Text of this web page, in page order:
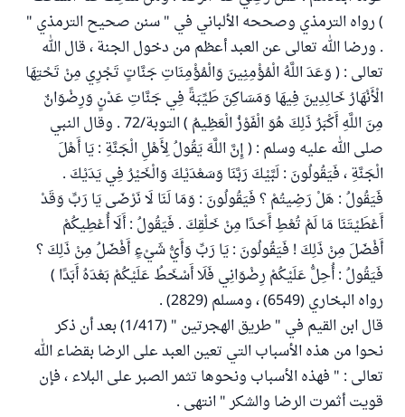
) رواه الترمذي وصححه الألباني في " سنن صحيح الترمذي "
. ورضا الله تعالى عن العبد أعظم من دخول الجنة ، قال الله
تعالى : ( وَعَدَ اللَّهُ الْمُؤْمِنِينَ وَالْمُؤْمِنَاتِ جَنَّاتٍ تَجْرِي مِنْ تَحْتِهَا
الْأَنْهَارُ خَالِدِينَ فِيهَا وَمَسَاكِنَ طَيِّبَةً فِي جَنَّاتِ عَدْنٍ وَرِضْوَانٌ
مِنَ اللَّهِ أَكْبَرُ ذَلِكَ هُوَ الْفَوْزُ الْعَظِيمُ ) التوبة/72 . وقال النبي
صلى الله عليه وسلم : ( إِنَّ اللَّهَ يَقُولُ لِأَهْلِ الْجَنَّةِ : يَا أَهْلَ
الْجَنَّةِ ، فَيَقُولُونَ : لَبَّيْكَ رَبَّنَا وَسَعْدَيْكَ وَالْخَيْرُ فِي يَدَيْكَ .
فَيَقُولُ : هَلْ رَضِيتُمْ ؟ فَيَقُولُونَ : وَمَا لَنَا لَا نَرْضَى يَا رَبِّ وَقَدْ
أَعْطَيْتَنَا مَا لَمْ تُعْطِ أَحَدًا مِنْ خَلْقِكَ . فَيَقُولُ : أَلَا أُعْطِيكُمْ
أَفْضَلَ مِنْ ذَلِكَ ! فَيَقُولُونَ : يَا رَبِّ وَأَيُّ شَيْءٍ أَفْضَلُ مِنْ ذَلِكَ ؟
فَيَقُولُ : أُحِلُّ عَلَيْكُمْ رِضْوَانِي فَلَا أَسْخَطُ عَلَيْكُمْ بَعْدَهُ أَبَدًا )
رواه البخاري (6549) ، ومسلم (2829) .
قال ابن القيم في " طريق الهجرتين " (1/417) بعد أن ذكر
نحوا من هذه الأسباب التي تعين العبد على الرضا بقضاء الله
تعالى : " فهذه الأسباب ونحوها تثمر الصبر على البلاء ، فإن
قويت أثمرت الرضا والشكر " انتهى .